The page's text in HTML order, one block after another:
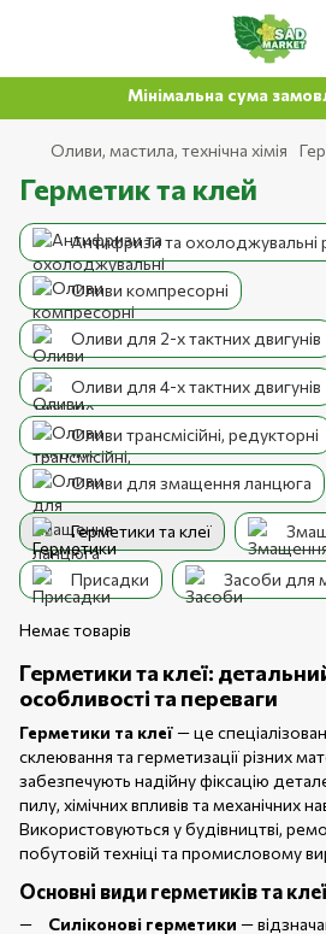
Мінімальна сума
Оливи, мастила, технічна хімія
Герметик та клей
Антифризи та охолоджувальні
Оливи компресорні
Оливи для 2-х тактних двигунів
Оливи для 4-х тактних двигунів
Оливи трансмісійні, редукторні
Оливи для змащення ланцюга
Герметики та клеї
Присадки Засоби для
Немає товарів
Герметики та клеї:
особливості та переваги
Герметики та клеї— це
склеювання та герметизації різних
забезпечують надійну фіксацію
пилу, хімічних впливів та механічних
Використовуються у будівництві,
побутовій техніці та промисловому
Основні види герметиків та
Силіконові герметики —